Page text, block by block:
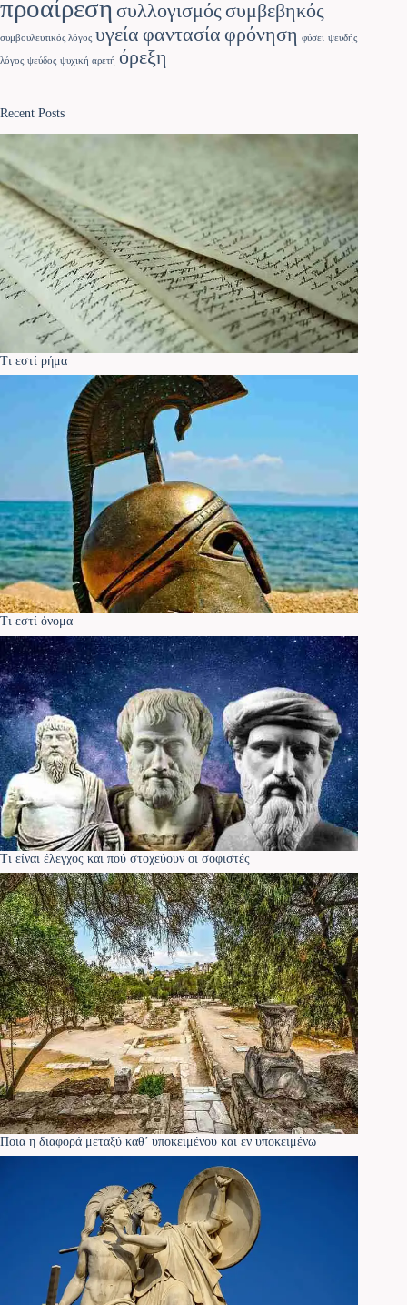
προαίρεση συλλογισμός συμβεβηκός
συμβουλευτικός λόγος υγεία φαντασία φρόνηση φύσει ψευδής
λόγος ψεύδος ψυχική αρετή όρεξη
Recent Posts
Τι εστί ρήμα
Τι εστί όνομα
Τι είναι έλεγχος και πού στοχεύουν οι σοφιστές
Ποια η διαφορά μεταξύ καθ’ υποκειμένου και εν υποκειμένω